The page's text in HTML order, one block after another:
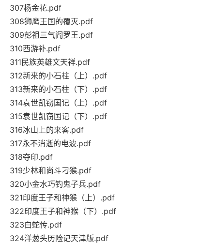
307杨金花.pdf
308狮鹰王国的覆灭.pdf
309彭祖三气阎罗王.pdf
310西游补.pdf
311民族英雄文天祥.pdf
312新来的小石柱（上）.pdf
313新来的小石柱（下）.pdf
314袁世凯窃国记（上）.pdf
315袁世凯窃国记（下）.pdf
316冰山上的来客.pdf
317永不消逝的电波.pdf
318夺印.pdf
319少林和尚斗刁猴.pdf
320小金水巧钓鬼子兵.pdf
321印度王子和神猴（上）.pdf
322印度王子和神猴（下）.pdf
323白蛇传.pdf
324洋葱头历险记天津版.pdf